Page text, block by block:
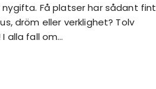
Få platser har sådant fint
dröm eller verklighet? Tolv
alla fall om…